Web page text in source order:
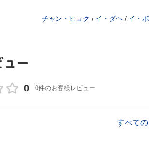
チャン・ヒョク / イ・ダヘ / イ・
ー
0 0件のお客様レビュー
すべて